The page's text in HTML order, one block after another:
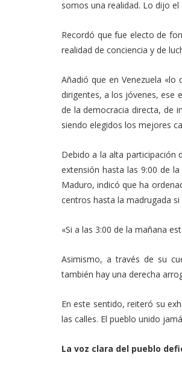
somos una realidad. Lo dijo
Recordó que fue electo de
realidad de conciencia y de
Añadió que en Venezuela
dirigentes, a los jóvenes, ese
de la democracia directa, de
siendo elegidos los mejores
Debido a la alta participación
extensión hasta las 9:00 de
Maduro, indicó que ha
centros hasta la madrugada si
«Si a las 3:00 de la mañana
Asimismo, a través de su
también hay una derecha
En este sentido, reiteró su
las calles. El pueblo unido
La voz clara del pueblo